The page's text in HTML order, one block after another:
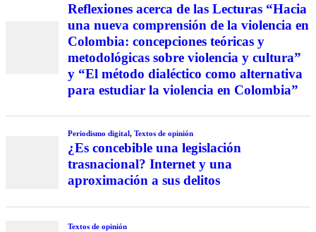
Reflexiones acerca de las Lecturas “Hacia
una nueva comprensión de la violencia en
Colombia: concepciones teóricas y
metodológicas sobre violencia y cultura”
y “El método dialéctico como alternativa
para estudiar la violencia en Colombia”
Periodismo digital, Textos de opinión
¿Es concebible una legislación
trasnacional? Internet y una
aproximación a sus delitos
Textos de opinión